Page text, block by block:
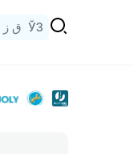
ق ز ЎЗ